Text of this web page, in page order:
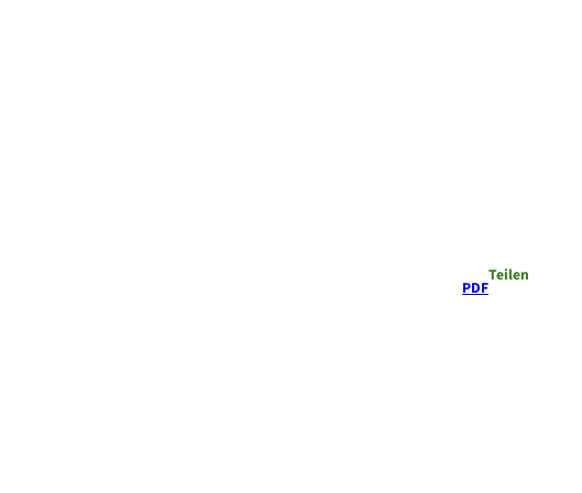
PDF
Teilen